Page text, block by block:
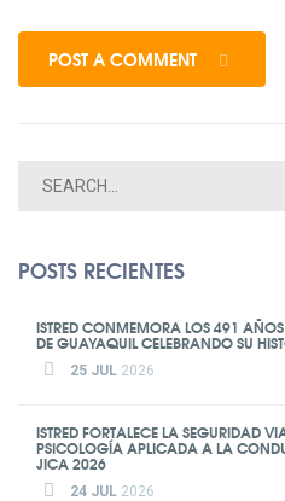
POST A COMMENT
POSTS RECIENTES
ISTRED CONMEMORA LOS 491
DE GUAYAQUIL CELEBRANDO SU
25 JUL 2026
ISTRED FORTALECE LA SEGURIDAD
PSICOLOGÍA APLICADA A LA
JICA 2026
24 JUL 2026